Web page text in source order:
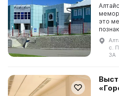
это
с.
3А